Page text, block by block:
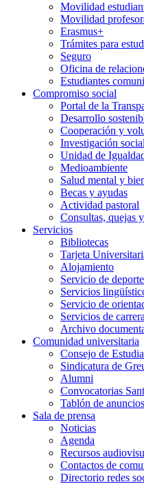
Movilidad
Movilidad
Erasmus+
Trámites para
Seguro
Oficina de
Estudiantes
Compromiso social
Portal de la
Desarrollo
Cooperación y
Investigación
Unidad de
Medioambiente
Salud mental y
Becas y ayudas
Actividad pastoral
Consultas, quejas
Servicios
Bibliotecas
Tarjeta
Alojamiento
Servicio de
Servicios
Servicio de
Servicios de
Archivo
Comunidad universitaria
Consejo de
Sindicatura de
Alumni
Convocatorias
Tablón de anuncios
Sala de prensa
Noticias
Agenda
Recursos
Contactos de
Directorio redes